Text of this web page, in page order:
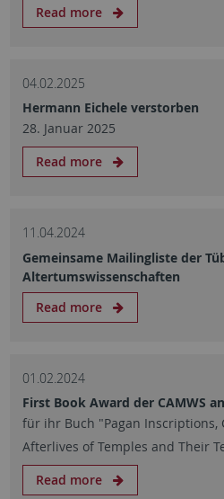
Read more
04.02.2025
Hermann Eichele verstorben
28. Januar 2025
Read more
11.04.2024
Gemeinsame Mailingliste der
Altertumswissenschaften
Read more
01.02.2024
First Book Award der CAMWS
für ihr Buch "Pagan Inscriptions,
Afterlives of Temples and Their
Read more